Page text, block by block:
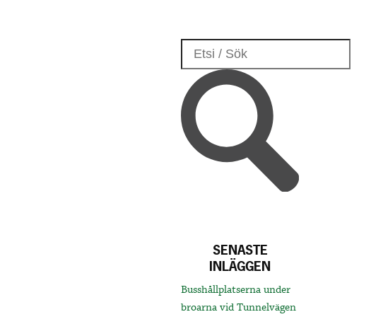
SENASTE
INLÄGGEN
Busshållplatserna under
broarna vid Tunnelvägen